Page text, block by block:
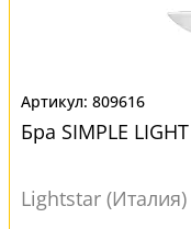
809616
Бра SIMPLE
Lightstar (Италия)